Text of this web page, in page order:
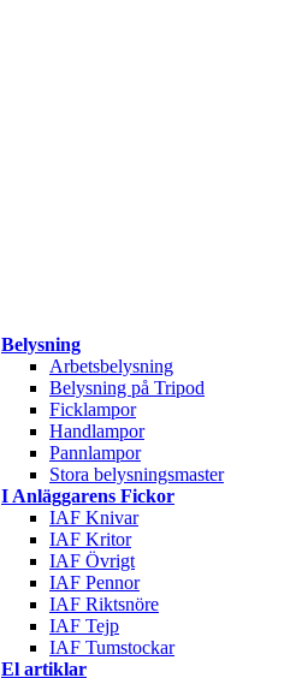
Belysning
Arbetsbelysning
Belysning på Tripod
Ficklampor
Handlampor
Pannlampor
Stora belysningsmaster
I Anläggarens Fickor
IAF Knivar
IAF Kritor
IAF Övrigt
IAF Pennor
IAF Riktsnöre
IAF Tejp
IAF Tumstockar
El artiklar